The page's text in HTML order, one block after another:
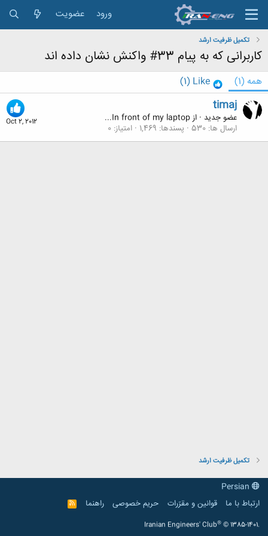
ورود عضویت
تكميل ظرفيت ارشد
کاربرانی که به پیام 33# واکنش نشان داده اند
همه (1)
Like
(1)
Oct 2, 2012
timaj
عضو جدید · ازIn front of my laptop...
ارسال ها 530 پسندها 1,469 امتیاز 0
تكميل ظرفيت ارشد
ارتباط با ما
قوانین و مقرّرات حریم خصوصی راهنما
R
S
Iranian Engineers' Club® © 1385-1401.